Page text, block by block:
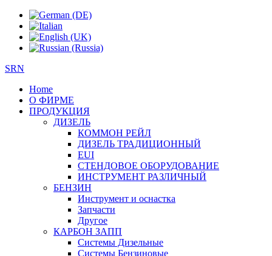
SRN
Home
О ФИРМЕ
ПРОДУКЦИЯ
ДИЗЕЛЬ
КОММОН РЕЙЛ
ДИЗЕЛЬ ТРАДИЦИОННЫЙ
EUI
СТЕНДОВОЕ ОБОРУДОВАНИЕ
ИНСТРУМЕНТ РАЗЛИЧНЫЙ
БЕНЗИН
Инструмент и оснастка
Запчасти
Другое
КАРБОН ЗАПП
Системы Дизельные
Системы Бензиновые